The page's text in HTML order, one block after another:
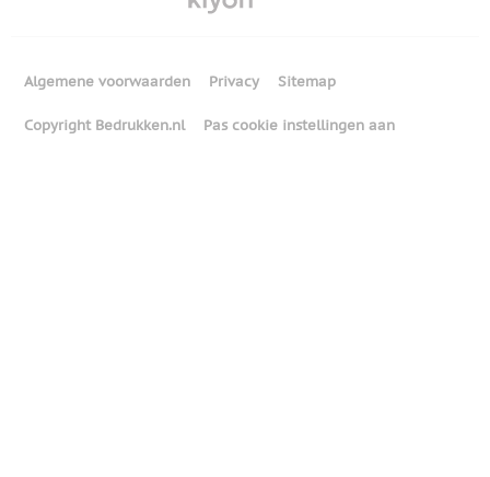
Algemene voorwaarden Privacy Sitemap
Copyright Bedrukken.nl Pas cookie instellingen aan